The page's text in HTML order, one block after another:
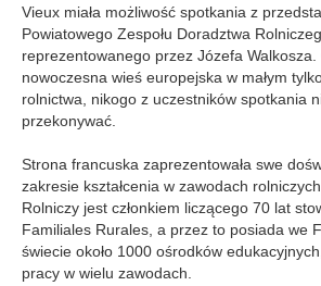
Vieux miała możliwość spotkania z
Powiatowego Zespołu Doradztwa
reprezentowanego przez Józefa Walkosza.
nowoczesna wieś europejska w małym
rolnictwa, nikogo z uczestników spotkania
przekonywać.
Strona francuska zaprezentowała swe
zakresie kształcenia w zawodach
Rolniczy jest członkiem liczącego 70 lat
Familiales Rurales, a przez to posiada we
świecie około 1000 ośrodków
pracy w wielu zawodach.